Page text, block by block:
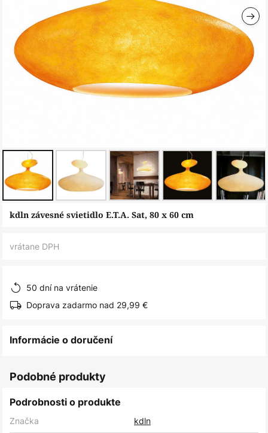
Preskočiť
kdln závesné svietidlo E.T.A. Sat, 80 x 60 cm
vrátane DPH
50 dní na vrátenie
Doprava zadarmo nad 29,99 €
Informácie o doručení
Podobné produkty
Podrobnosti o produkte
Značka
kdln